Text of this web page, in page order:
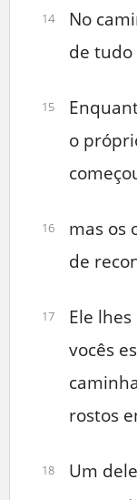
14
No
de tudo
15
o
16
mas os
de
17
Ele
vocês
rostos
18
Um